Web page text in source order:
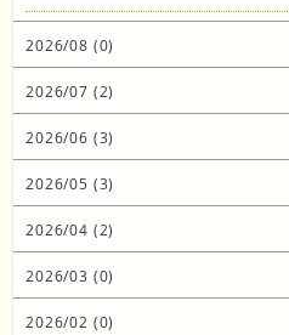
2026/08 (0)
2026/07 (2)
2026/06 (3)
2026/05 (3)
2026/04 (2)
2026/03 (0)
2026/02 (0)